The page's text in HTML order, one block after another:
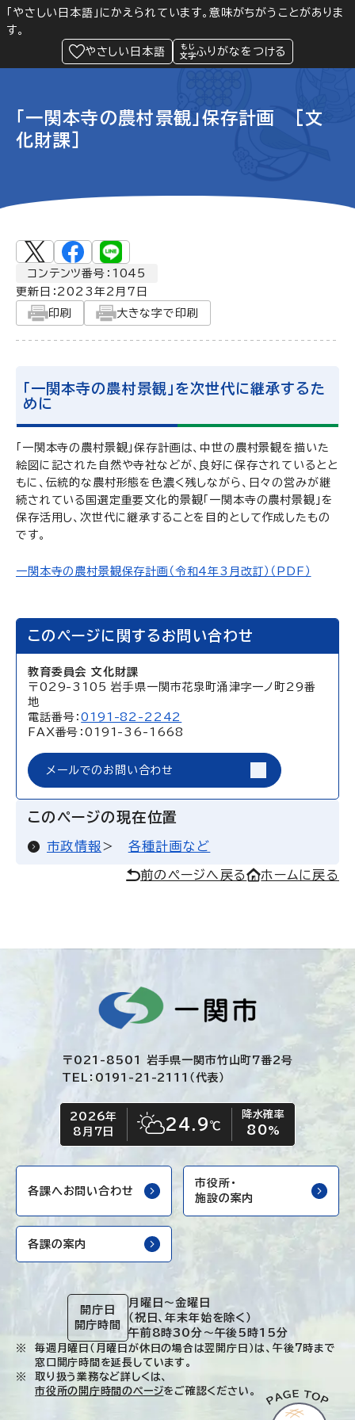
「やさしい日本語」にかえられています。意味がちがうことがありま
す。
やさしい日本語
ふりがなをつける
Language 閲覧支援
緊急情報
「一関本寺の農村景観」保存計画 [文
化財課]
コンテンツ番号：1045
更新日： 2023年2月7日
印刷
大きな字で印刷
「一関本寺の農村景観」を次世代に継承するた
めに
「一関本寺の農村景観」保存計画は、中世の農村景観を描いた
絵図に記された自然や寺社などが、良好に保存されているとと
もに、伝統的な農村形態を色濃く残しながら、日々の営みが継
続されている国選定重要文化的景観「一関本寺の農村景観」を
保存活用し、次世代に継承することを目的として作成したもの
です。
一関本寺の農村景観保存計画（令和4年3月改訂）（PDF）
このページに関するお問い合わせ
教育委員会 文化財課
〒029-3105 岩手県一関市花泉町涌津字一ノ町29番
地
電話番号：0191-82-2242
FAX番号：0191-36-1668
メールでのお問い合わせ
このページの現在位置
市政情報 各種計画など
前のページへ戻る ホームに戻る
〒021-8501 岩手県一関市竹山町7番2号
TEL：0191-21-2111（代表）
今日の日付
2026年
8月7日
今日の天気
晴れ時々くもり
24.9℃
降水確率
80%
各課へお問い合わせ
市役所・
施設の案内
各課の案内
開庁日
開庁時間
月曜日～金曜日
（祝日、年末年始を除く）
午前8時30分～午後5時15分
毎週月曜日（月曜日が休日の場合は翌開庁日）は、午後7時まで
窓口開庁時間を延長しています。
取り扱う業務など詳しくは、
市役所の開庁時間のページをご確認ください。